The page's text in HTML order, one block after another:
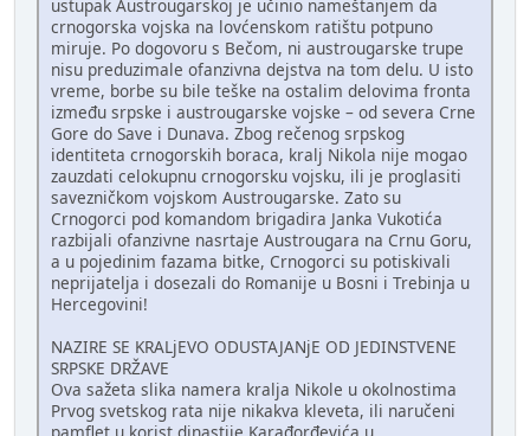
ustupak Austrougarskoj je učinio nameštanjem da
crnogorska vojska na lovćenskom ratištu potpuno
miruje. Po dogovoru s Bečom, ni austrougarske trupe
nisu preduzimale ofanzivna dejstva na tom delu. U isto
vreme, borbe su bile teške na ostalim delovima fronta
između srpske i austrougarske vojske – od severa Crne
Gore do Save i Dunava. Zbog rečenog srpskog
identiteta crnogorskih boraca, kralj Nikola nije mogao
zauzdati celokupnu crnogorsku vojsku, ili je proglasiti
savezničkom vojskom Austrougarske. Zato su
Crnogorci pod komandom brigadira Janka Vukotića
razbijali ofanzivne nasrtaje Austrougara na Crnu Goru,
a u pojedinim fazama bitke, Crnogorci su potiskivali
neprijatelja i dosezali do Romanije u Bosni i Trebinja u
Hercegovini!
NAZIRE SE KRALjEVO ODUSTAJANjE OD JEDINSTVENE
SRPSKE DRŽAVE
Ova sažeta slika namera kralja Nikole u okolnostima
Prvog svetskog rata nije nikakva kleveta, ili naručeni